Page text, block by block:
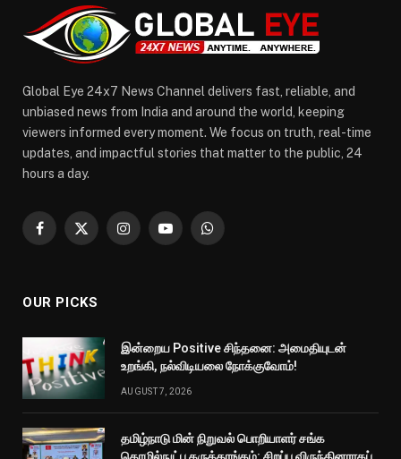
Global Eye 24x7 News Channel delivers fast, reliable, and
unbiased news from India and around the world, keeping
viewers informed every moment. We focus on truth, real-time
updates, and impactful stories that matter to the public, 24
hours a day.
Facebook
X
InstagramYouTubeWhatsApp
OUR PICKS
இன்றைய Positive சிந்தனை: அமைதியுடன்
உறங்கி, நல்விடியலை நோக்குவோம்!
AUGUST 7, 2026
தமிழ்நாடு மின் நிறுவல் பொறியாளர் சங்க